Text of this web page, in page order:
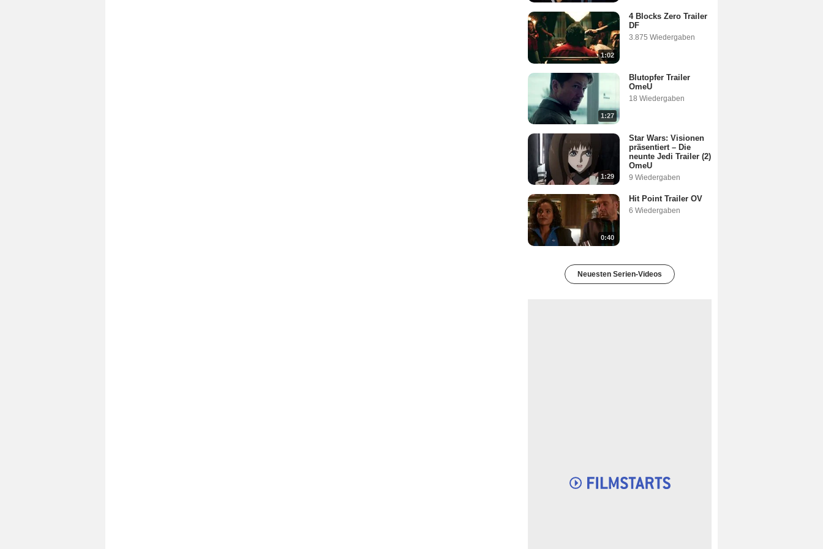
1:02
4 Blocks Zero Trailer
DF
3.875 Wiedergaben
1:27
Blutopfer Trailer
OmeU
18 Wiedergaben
1:29
Star Wars: Visionen
präsentiert – Die
neunte Jedi Trailer (2)
OmeU
9 Wiedergaben
0:40
Hit Point Trailer OV
6 Wiedergaben
Neuesten Serien-Videos